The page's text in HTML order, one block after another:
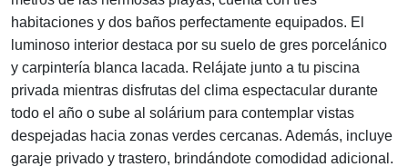
habitaciones y dos baños perfectamente equipados. El
luminoso interior destaca por su suelo de gres porcelánico
y carpintería blanca lacada. Relájate junto a tu piscina
privada mientras disfrutas del clima espectacular durante
todo el año o sube al solárium para contemplar vistas
despejadas hacia zonas verdes cercanas. Además, incluye
garaje privado y trastero, brindándote comodidad adicional.